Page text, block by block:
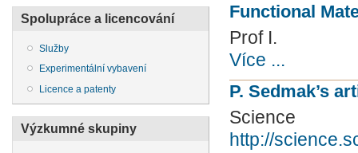
Spolupráce a licencování
Služby
Experimentální vybavení
Licence a patenty
Výzkumné skupiny
Functional
Prof I.
Více ...
P. Sedmak’s
Science
http://